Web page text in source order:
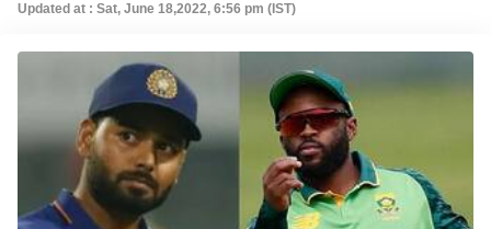
Updated at : Sat, June 18,2022, 6:56 pm (IST)